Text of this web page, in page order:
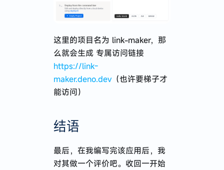
这里的项目名为 link-maker，那
么就会生成 专属访问链接
https://link-
maker.deno.dev（也许要梯子才
能访问）
结语
最后，在我编写完该应用后，我
对其做一个评价吧。收回一开始